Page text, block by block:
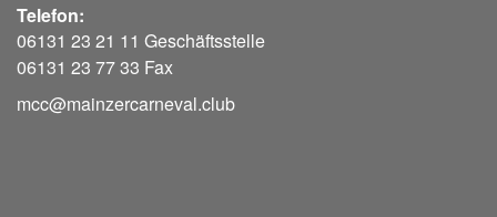
Telefon:
06131 23 21 11 Geschäftsstelle
06131 23 77 33 Fax
mcc@mainzercarneval.club